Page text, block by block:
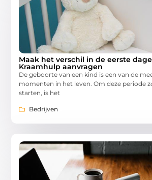
Maak het verschil in de eerste
Kraamhulp aanvragen
De geboorte van een kind is een van de
momenten in het leven. Om deze periode
starten, is het
Bedrijven